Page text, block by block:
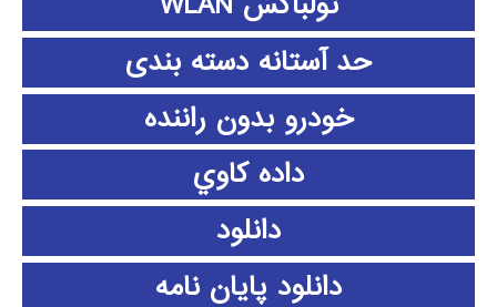
حد آستانه دسته بندی
خودرو بدون راننده
داده كاوي
دانلود
دانلود پايان نامه